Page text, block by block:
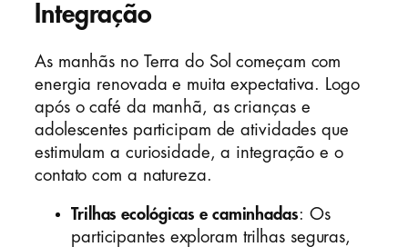
Integração
As manhãs no Terra do Sol começam com
energia renovada e muita expectativa. Logo
após o café da manhã, as crianças e
adolescentes participam de atividades que
estimulam a curiosidade, a integração e o
contato com a natureza.
Trilhas ecológicas e caminhadas: Os
participantes exploram trilhas seguras,